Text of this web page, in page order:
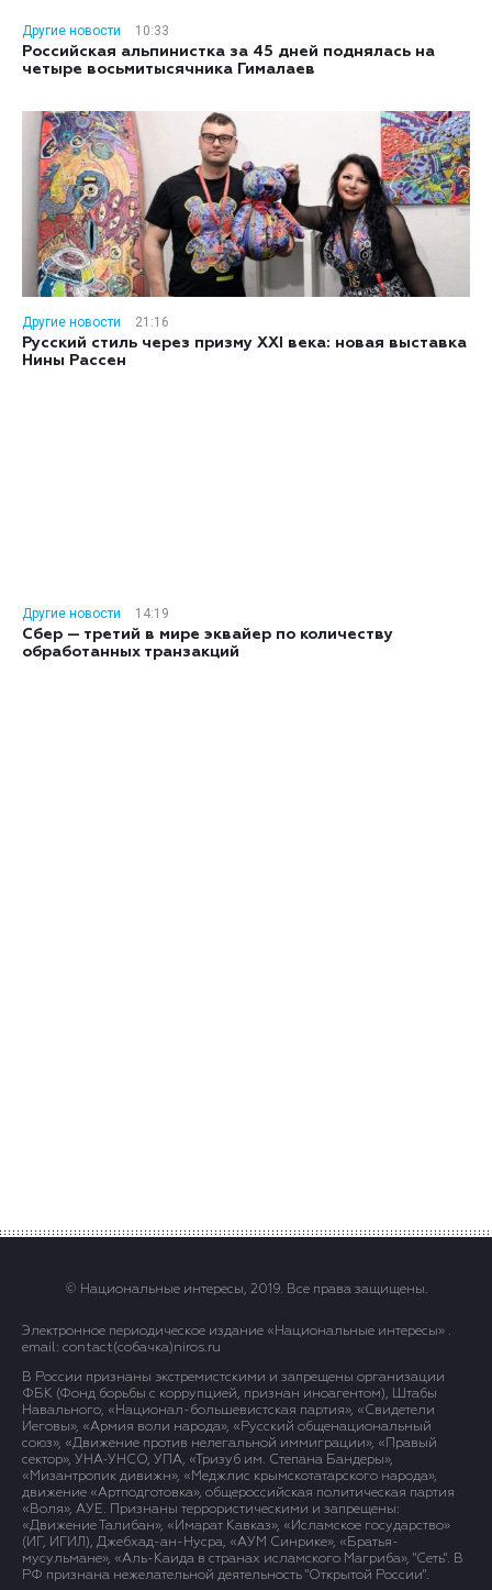
Другие новости
10:33
Российская альпинистка за 45 дней поднялась на
четыре восьмитысячника Гималаев
Другие новости
21:16
Русский стиль через призму XXI века: новая выставка
Нины Рассен
Другие новости
14:19
Сбер — третий в мире эквайер по количеству
обработанных транзакций
© Национальные интересы, 2019. Все права защищены.
Электронное периодическое издание «Национальные интересы» .
email: contact(сoбaчка)niros.ru
В России признаны экстремистскими и запрещены организации
ФБК (Фонд борьбы с коррупцией, признан иноагентом), Штабы
Навального, «Национал-большевистская партия», «Свидетели
Иеговы», «Армия воли народа», «Русский общенациональный
союз», «Движение против нелегальной иммиграции», «Правый
сектор», УНА-УНСО, УПА, «Тризуб им. Степана Бандеры»,
«Мизантропик дивижн», «Меджлис крымскотатарского народа»,
движение «Артподготовка», общероссийская политическая партия
«Воля», АУЕ. Признаны террористическими и запрещены:
«Движение Талибан», «Имарат Кавказ», «Исламское государство»
(ИГ, ИГИЛ), Джебхад-ан-Нусра, «АУМ Синрике», «Братья-
мусульмане», «Аль-Каида в странах исламского Магриба», "Сеть". В
РФ признана нежелательной деятельность "Открытой России".